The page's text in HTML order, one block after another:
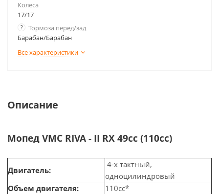
Колеса
17/17
?
Тормоза перед/зад
Барабан/Барабан
Все характеристики
Описание
Мопед VMC RIVA - II RX 49сс (110сс)
Двигатель:
4-х тактный,
одноцилиндровый
Объем двигателя:
110сс*